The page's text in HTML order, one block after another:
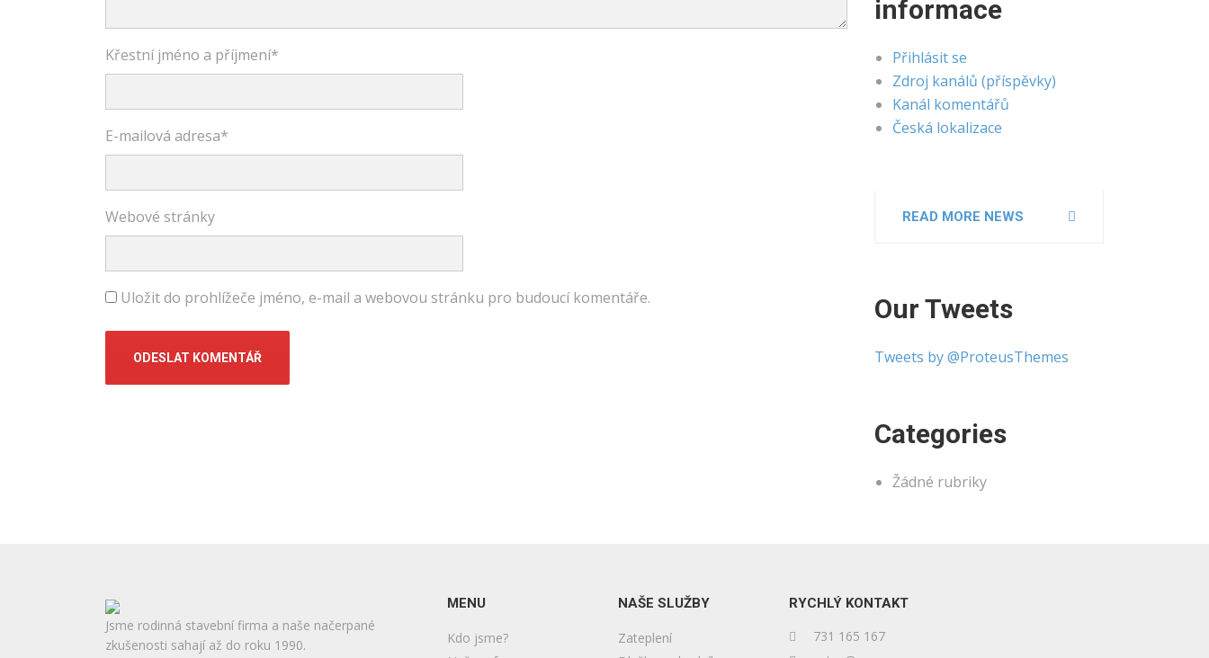
Křestní jméno a příjmení*
E-mailová adresa*
Webové stránky
Uložit do prohlížeče jméno, e-mail a webovou stránku pro budoucí komentáře.
informace
Přihlásit se
Zdroj kanálů (příspěvky)
Kanál komentářů
Česká lokalizace
READ MORE NEWS
Our Tweets
Tweets by @ProteusThemes
Categories
Žádné rubriky
Jsme rodinná stavební firma a naše načerpané
zkušenosti sahají až do roku 1990.
MENU
Kdo jsme?
NAŠE SLUŽBY
Zateplení
RYCHLÝ KONTAKT
731 165 167